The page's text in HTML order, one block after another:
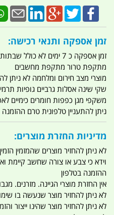
זמן אספקה ותנאי רכישה:
זמן אספקה כ 7 ימים לא
מתקפת טרור מתקפת מחשבים
מוצרי מצב חירום ומלחמה לא ניתן
שקי שינה אסלות גרביים גופיות
משקפי מגן כפפות חומרים כימיים
ניתן להתעניין טלפונית טרם ההזמנה 0523214741
מדיניות החזרת מוצרים:
לא ניתן להחזיר מוצרים שהמזמין
וידא כי צבע או צורה שחשב קיימת
ההזמנה בטלפון
אין החזרת מוצרי הגיינה. מזרנים.
לא ניתן להחזיר מוצר שנעשה בו
לא ניתן להחזיר מוצר שהינו ייצור